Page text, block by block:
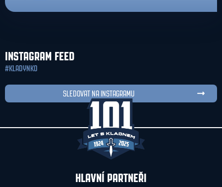
INSTAGRAM FEED
#KLADYNKO
SLEDOVAT NA INSTAGRAMU
HLAVNÍ PARTNEŘI